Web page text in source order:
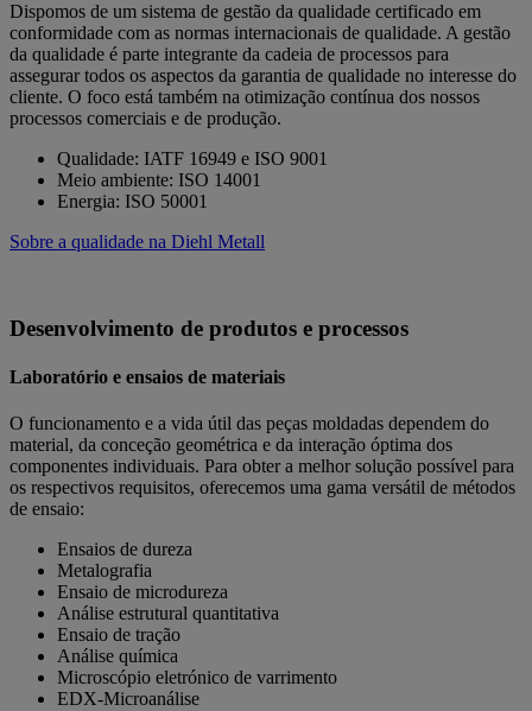
Dispomos de um sistema de gestão da qualidade certificado em
conformidade com as normas internacionais de qualidade. A gestão
da qualidade é parte integrante da cadeia de processos para
assegurar todos os aspectos da garantia de qualidade no interesse do
cliente. O foco está também na otimização contínua dos nossos
processos comerciais e de produção.
Qualidade: IATF 16949 e ISO 9001
Meio ambiente: ISO 14001
Energia: ISO 50001
Sobre a qualidade na Diehl Metall
Desenvolvimento de produtos e processos
Laboratório e ensaios de materiais
O funcionamento e a vida útil das peças moldadas dependem do
material, da conceção geométrica e da interação óptima dos
componentes individuais. Para obter a melhor solução possível para
os respectivos requisitos, oferecemos uma gama versátil de métodos
de ensaio:
Ensaios de dureza
Metalografia
Ensaio de microdureza
Análise estrutural quantitativa
Ensaio de tração
Análise química
Microscópio eletrónico de varrimento
EDX-Microanálise